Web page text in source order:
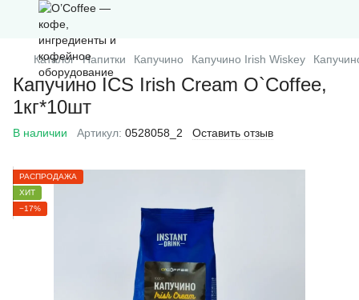
Каталог Напитки Капучино Капучино Irish Wiskey
Капучино ICS Irish Cream O`Coffee,
1кг*10шт
В наличии Артикул: 0528058_2 Оставить отзыв
РАСПРОДАЖА
ХИТ
−17%